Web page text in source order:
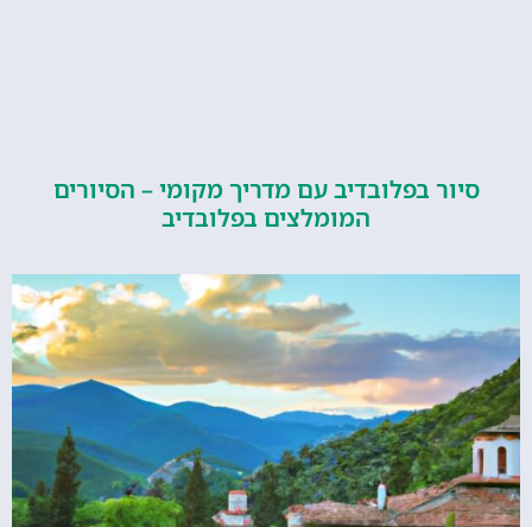
בפלובדיב עם מדריך מקומי – הסיורים
המומלצים בפלובדיב